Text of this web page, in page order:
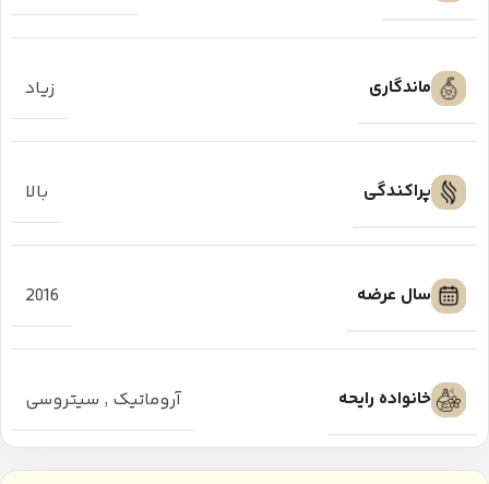
ماندگاری زیاد
پراکندگی بالا
سال عرضه 2016
خانواده رایحه آروماتیک , سیتروسی